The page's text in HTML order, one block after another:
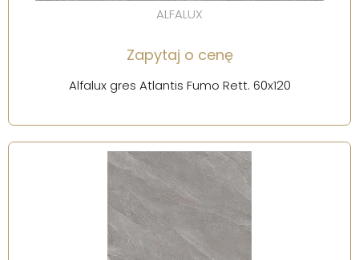
ALFALUX
Zapytaj o cenę
Alfalux gres Atlantis Fumo Rett. 60x120